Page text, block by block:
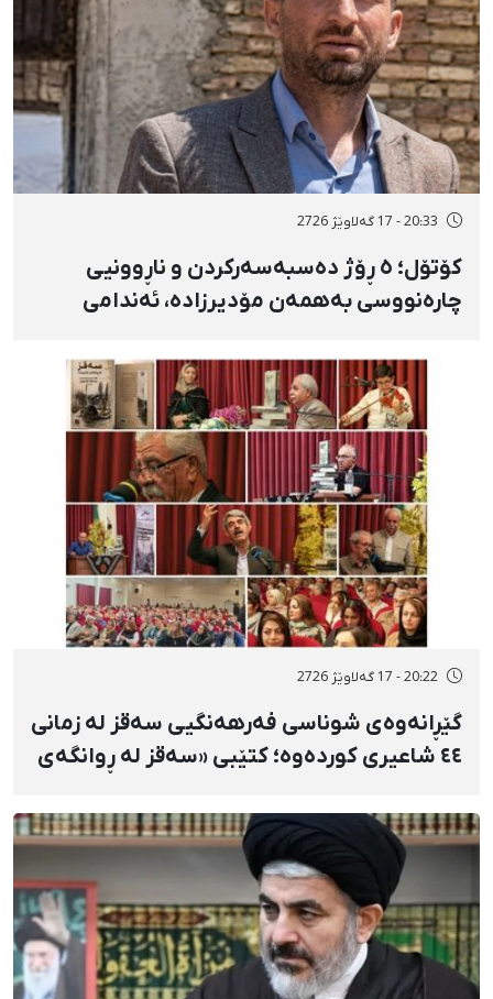
20:33 - 17 گەلاوێژ 2726
کۆتۆل؛ ٥ ڕۆژ دەسبەسەرکردن و ناڕوونیی
چارەنووسی بەهمەن مۆدیرزادە، ئەندامی
لە دژی لەسێدارەدان
20:22 - 17 گەلاوێژ 2726
گێڕانەوەی شوناسی فەرهەنگیی سەقز لە زمانی
٤٤ شاعیری کوردەوە؛ کتێبی «سەقز لە ڕوانگەی